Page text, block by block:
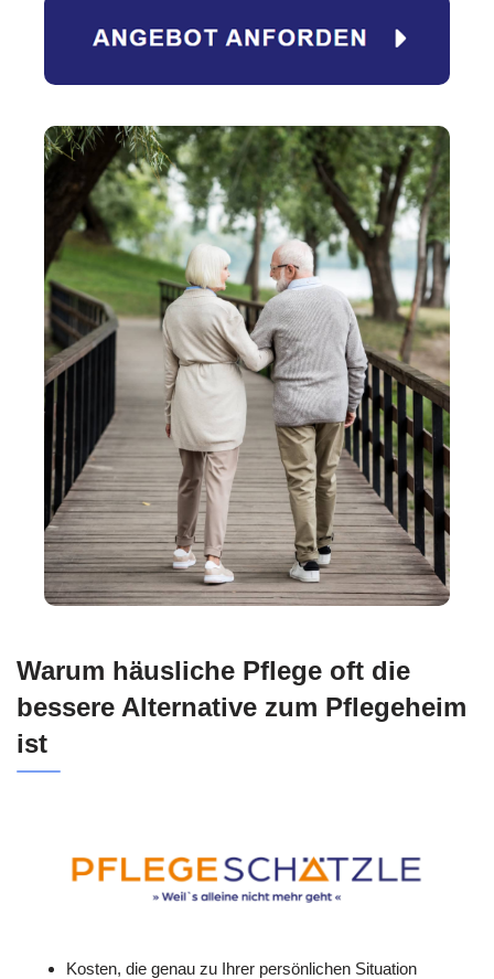
Warum häusliche Pflege oft die
bessere Alternative zum Pflegeheim
ist
Kosten, die genau zu Ihrer persönlichen Situation